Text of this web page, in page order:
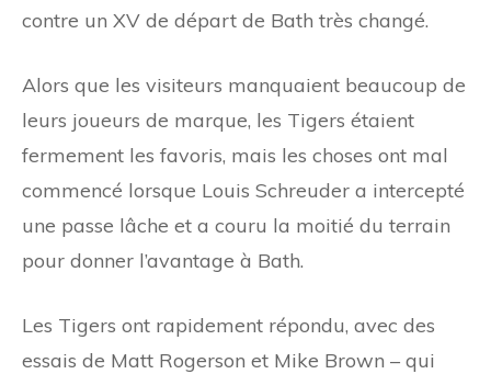
contre un XV de départ de Bath très changé.
Alors que les visiteurs manquaient beaucoup de
leurs joueurs de marque, les Tigers étaient
fermement les favoris, mais les choses ont mal
commencé lorsque Louis Schreuder a intercepté
une passe lâche et a couru la moitié du terrain
pour donner l’avantage à Bath.
Les Tigers ont rapidement répondu, avec des
essais de Matt Rogerson et Mike Brown – qui